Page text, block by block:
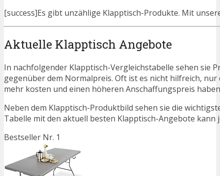
[success]Es gibt unzählige Klapptisch-Produkte. Mit
Aktuelle Klapptisch Angebote
In nachfolgender Klapptisch-Vergleichstabelle sehen sie
gegenüber dem Normalpreis. Oft ist es nicht hilfreich,
mehr kosten und einen höheren Anschaffungspreis
Neben dem Klapptisch-Produktbild sehen sie die
Tabelle mit den aktuell besten Klapptisch-Angebote
Bestseller Nr. 1